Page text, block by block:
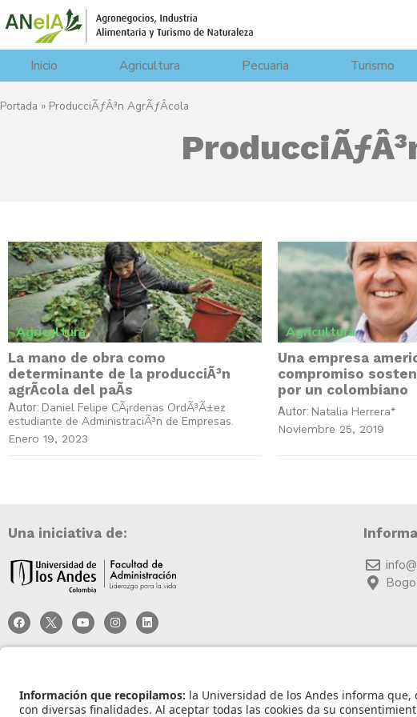
Inicio Agricultura Pecuaria Turismo
Portada » ProducciÃƒÂ³n AgrÃƒÂ­cola
Agricultura
La mano de obra como
determinante de la producciÃ³n
agrÃ­cola del paÃ­s
Autor: Daniel Felipe CÃ¡rdenas OrdÃ³Ã±ez
estudiante de AdministraciÃ³n de Empresas.
Enero 19, 2023
Agricultura
Una empresa
compromiso
por un colombiano
Autor: Natalia Herrera*
Noviembre 25, 2019
Una iniciativa de:
Reconocimiento personería jurídica: Resolución 28 del 23 de febrero de 1949 Minjusticia.